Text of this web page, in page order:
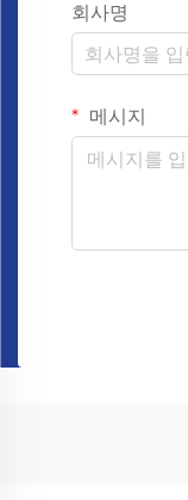
회사명
메시지